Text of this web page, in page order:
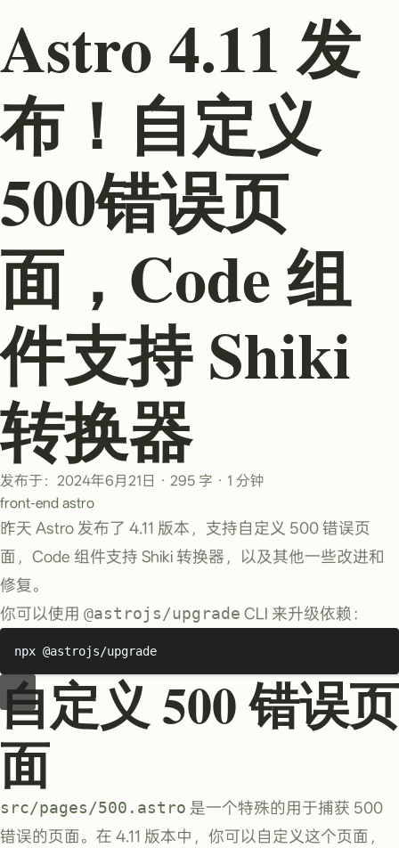
Astro 4.11 发
布！自定义
500错误页
面，Code 组
件支持 Shiki
转换器
发布于：2024年6月21日 · 295 字 · 1 分钟
front-end astro
昨天 Astro 发布了 4.11 版本，支持自定义 500 错误页
面，Code 组件支持 Shiki 转换器，以及其他一些改进和
修复。
你可以使用 @astrojs/upgrade CLI 来升级依赖：
npx @astrojs/upgrade
自定义 500 错误页
面
src/pages/500.astro 是一个特殊的用于捕获 500
错误的页面。在 4.11 版本中，你可以自定义这个页面，